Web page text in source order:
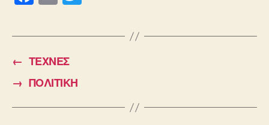
c
e
b
o
o
ailtt
← ΤΕΧΝΕΣ
→ ΠΟΛΙΤΙΚΗ